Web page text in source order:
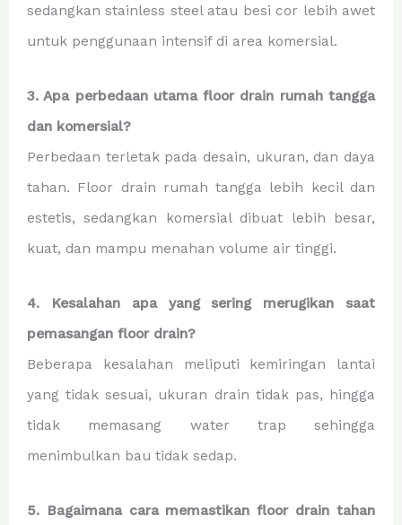
sedangkan stainless steel atau besi cor lebih awet
untuk penggunaan intensif di area komersial.
3. Apa perbedaan utama floor drain rumah tangga
dan komersial?
Perbedaan terletak pada desain, ukuran, dan daya
tahan. Floor drain rumah tangga lebih kecil dan
estetis, sedangkan komersial dibuat lebih besar,
kuat, dan mampu menahan volume air tinggi.
4. Kesalahan apa yang sering merugikan saat
pemasangan floor drain?
Beberapa kesalahan meliputi kemiringan lantai
yang tidak sesuai, ukuran drain tidak pas, hingga
tidak memasang water trap sehingga
menimbulkan bau tidak sedap.
5. Bagaimana cara memastikan floor drain tahan